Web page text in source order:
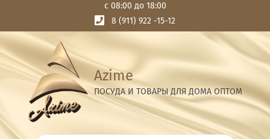
с 08:00 до 18:00
8 (911) 922 -15-12
Azime
ПОСУДА И ТОВАРЫ ДЛЯ ДОМА ОПТОМ